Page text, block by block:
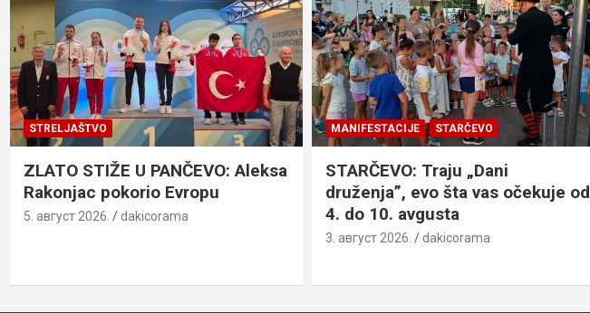
STRELJAŠTVO
ZLATO STIŽE U PANČEVO: Aleksa
Rakonjac pokorio Evropu
5. август 2026. dakicorama
MANIFESTACIJE STARČEVO
STARČEVO: Traju „Dani
druženja”, evo šta vas očekuje od
4. do 10. avgusta
3. август 2026. dakicorama